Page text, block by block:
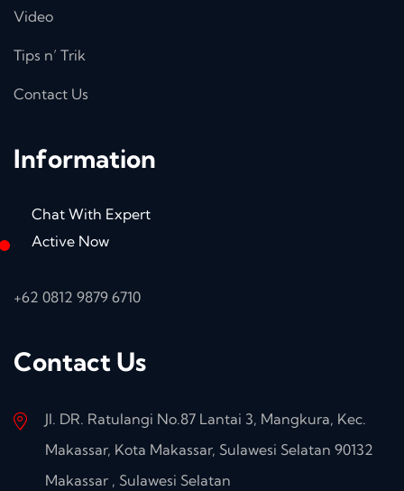
Video
Tips n’ Trik
Contact Us
Information
Chat With Expert
Active Now
+62 0812 9879 6710
Contact Us
Jl. DR. Ratulangi No.87 Lantai 3, Mangkura, Kec.
Makassar, Kota Makassar, Sulawesi Selatan 90132
Makassar , Sulawesi Selatan